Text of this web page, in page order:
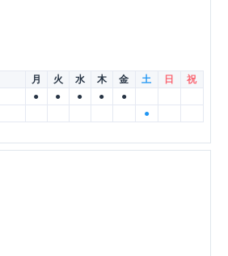
月 火 水 木 金 土 日
祝
● ● ● ●
●
●